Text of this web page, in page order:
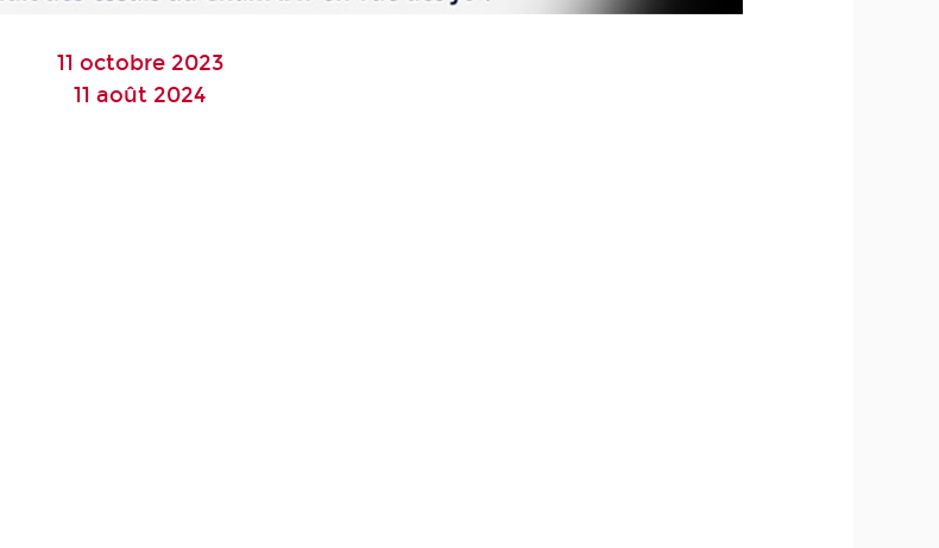
11 octobre 2023
11 août 2024